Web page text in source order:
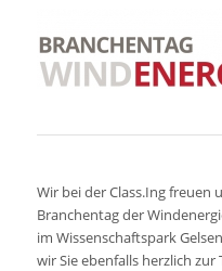
Wir bei der Class.Ing freuen
Branchentag der
im Wissenschaftspark
wir Sie ebenfalls herzlich zur